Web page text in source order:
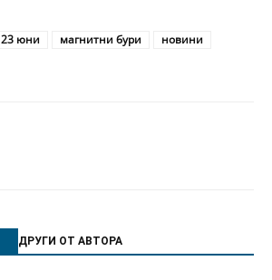
23 юни магнитни бури
новини
ДРУГИ ОТ АВТОРА